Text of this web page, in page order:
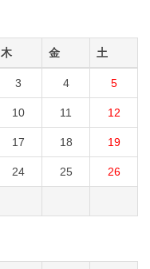
木 金 土
3 4 5
10 11 12
17 18 19
24 25 26